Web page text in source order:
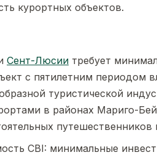
курортных объектов.
Сент-Люсии требует
с пятилетним периодом
туристической
в районах Мариго-
путешественников
CBI: минимальные